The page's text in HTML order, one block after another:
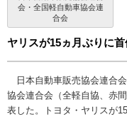
会・全国軽自動車協会連
合会
ヤリスが15ヵ月ぶりに首
日本自動車販売協会連合
協会連合会（全軽自協、赤
表した。トヨタ・ヤリスが